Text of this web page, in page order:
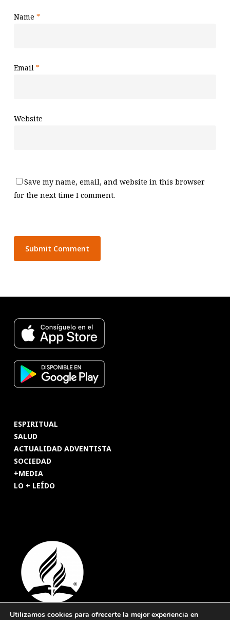
Name *
Email *
Website
Save my name, email, and website in this browser
for the next time I comment.
ESPIRITUAL
SALUD
ACTUALIDAD ADVENTISTA
SOCIEDAD
+MEDIA
LO + LEÍDO
Utilizamos cookies para ofrecerte la mejor experiencia en